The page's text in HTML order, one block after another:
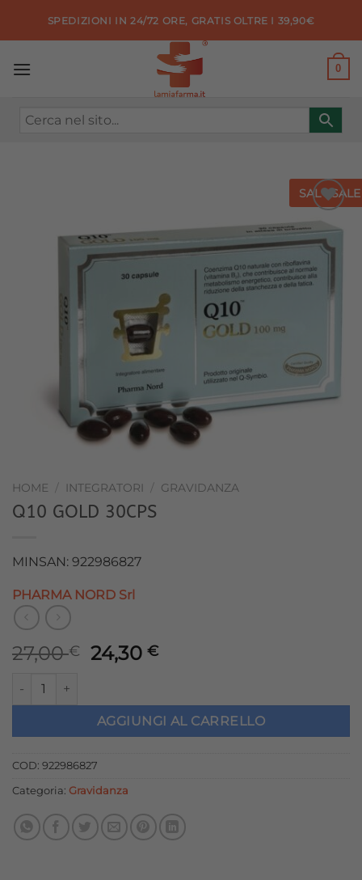
SPEDIZIONI IN 24/72 ORE, GRATIS OLTRE I 39,90€
0
SALE SALE
Aggiungi
alla lista
dei
desideri
HOME / INTEGRATORI / GRAVIDANZA
Q10 GOLD 30CPS
MINSAN: 922986827
PHARMA NORD Srl
27,00€
Il
prezzo
era:
27,00 €.
24,30€Il
è:
24,30 €.
AGGIUNGI AL CARRELLO
COD: 922986827
Categoria: Gravidanza